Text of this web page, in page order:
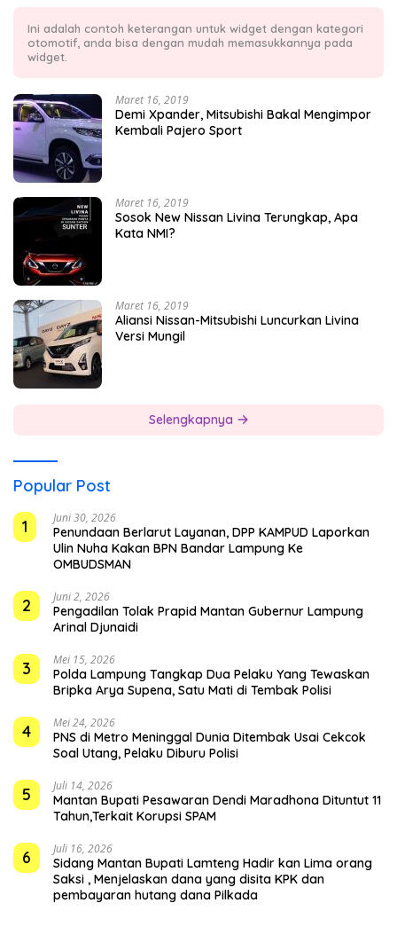
Ini adalah contoh keterangan untuk widget dengan kategori
otomotif, anda bisa dengan mudah memasukkannya pada
widget.
Maret 16, 2019
Demi Xpander, Mitsubishi Bakal Mengimpor
Kembali Pajero Sport
Maret 16, 2019
Sosok New Nissan Livina Terungkap, Apa
Kata NMI?
Maret 16, 2019
Aliansi Nissan-Mitsubishi Luncurkan Livina
Versi Mungil
Selengkapnya
Popular Post
1
Juni 30, 2026
Penundaan Berlarut Layanan, DPP KAMPUD Laporkan
Ulin Nuha Kakan BPN Bandar Lampung Ke
OMBUDSMAN
2 Juni 2, 2026
Pengadilan Tolak Prapid Mantan Gubernur Lampung
Arinal Djunaidi
3 Mei 15, 2026
Polda Lampung Tangkap Dua Pelaku Yang Tewaskan
Bripka Arya Supena, Satu Mati di Tembak Polisi
4 Mei 24, 2026
PNS di Metro Meninggal Dunia Ditembak Usai Cekcok
Soal Utang, Pelaku Diburu Polisi
5 Juli 14, 2026
Mantan Bupati Pesawaran Dendi Maradhona Dituntut 11
Tahun,Terkait Korupsi SPAM
6 Juli 16, 2026
Sidang Mantan Bupati Lamteng Hadir kan Lima orang
Saksi , Menjelaskan dana yang disita KPK dan
pembayaran hutang dana Pilkada